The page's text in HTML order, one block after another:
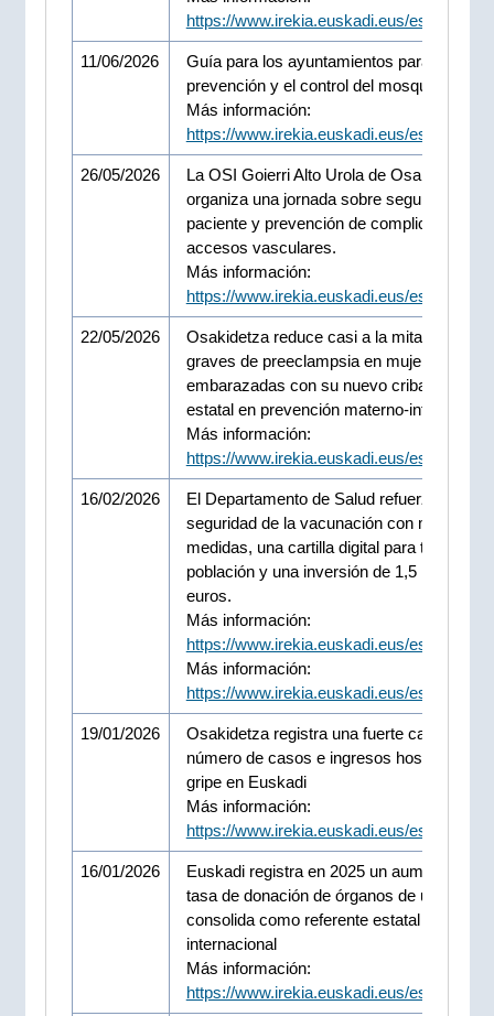
https://www.irekia.euskadi.eus/es/news/
11/06/2026
Guía para los ayuntamientos para la
prevención y el control del mosquito tigre
Más información:
https://www.irekia.euskadi.eus/es/news/
26/05/2026
La OSI Goierri Alto Urola de Osakidetza
organiza una jornada sobre seguridad del
paciente y prevención de complicaciones
accesos vasculares.
Más información:
https://www.irekia.euskadi.eus/es/news/
22/05/2026
Osakidetza reduce casi a la mitad los
graves de preeclampsia en mujeres
embarazadas con su nuevo cribado,
estatal en prevención materno-infantil
Más información:
https://www.irekia.euskadi.eus/es/news/
16/02/2026
El Departamento de Salud refuerza la
seguridad de la vacunación con más de 20
medidas, una cartilla digital para toda la
población y una inversión de 1,5 millones
euros.
Más información:
https://www.irekia.euskadi.eus/es/news/
Más información:
https://www.irekia.euskadi.eus/es/news/
19/01/2026
Osakidetza registra una fuerte caída en el
número de casos e ingresos hospitalarios
gripe en Euskadi
Más información:
https://www.irekia.euskadi.eus/es/news/
16/01/2026
Euskadi registra en 2025 un aumento de la
tasa de donación de órganos de un 10% y
consolida como referente estatal e
internacional
Más información:
https://www.irekia.euskadi.eus/es/news/